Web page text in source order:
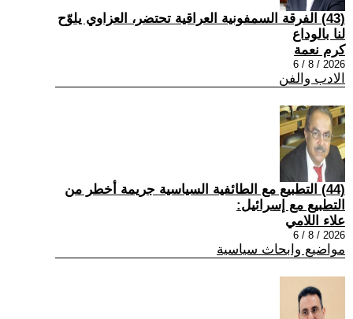
(43) الفرقة السمفونية العراقية تحتضر، العزاوي يلوّح
لنا بالوداع
كرم نعمة
2026 / 8 / 6
الادب والفن
(44) التطبيع مع الطائفية السياسية جريمة أخطر من
التطبيع مع إسرائيل:
علاء اللامي
2026 / 8 / 6
مواضيع وابحاث سياسية